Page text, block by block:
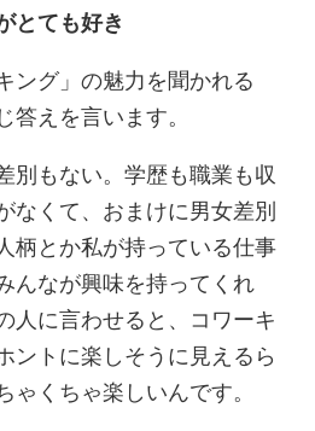
とても好き
ング」の魅力を聞かれる
えを言います。
別もない。学歴も職業も収
なくて、おまけに男女差別
柄とか私が持っている仕事
んなが興味を持ってくれ
人に言わせると、コワーキ
ントに楽しそうに見えるら
ゃくちゃ楽しいんです。